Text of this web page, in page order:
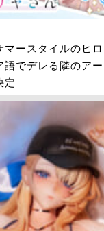
マースタイルのヒ
語でデレる隣のア
定